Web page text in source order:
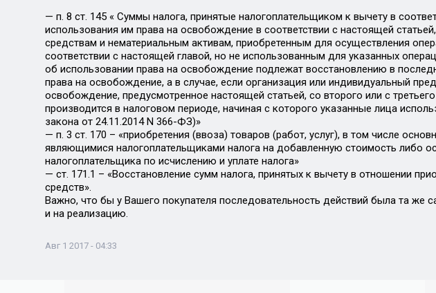
— п. 8 ст. 145 « Суммы налога, принятые налогоплательщиком к вычету в
использования им права на освобождение в соответствии с настоящей
средствам и нематериальным активам, приобретенным для осуществления
соответствии с настоящей главой, но не использованным для указанных
об использовании права на освобождение подлежат восстановлению в
права на освобождение, а в случае, если организация или индивидуальный
освобождение, предусмотренное настоящей статьей, со второго или с
производится в налоговом периоде, начиная с которого указанные лица
закона от 24.11.2014 N 366-ФЗ)»
— п. 3 ст. 170 – «приобретения (ввоза) товаров (работ, услуг), в том числе
являющимися налогоплательщиками налога на добавленную стоимость либо
налогоплательщика по исчислению и уплате налога»
— ст. 171.1 – «Восстановление сумм налога, принятых к вычету в отношении
средств».
Важно, что бы у Вашего покупателя последовательность действий была та же
и на реализацию.
Авг 1 2017 - 04:33